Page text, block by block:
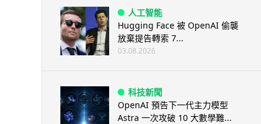
人工智能
Hugging Face 被 OpenAI 偷襲
放棄提告轉索 7...
03.08.2026
科技新聞
OpenAI 預告下一代主力模型
Astra 一次攻破 10 大數學難...